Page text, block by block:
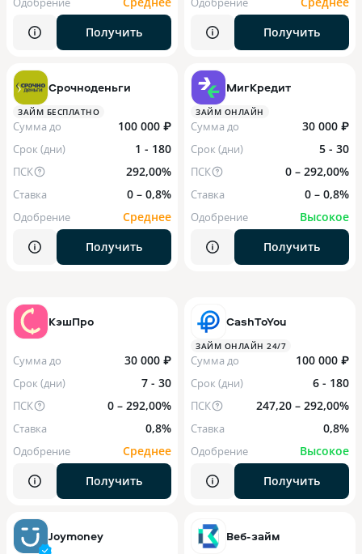
Получить
Получить
Срочноденьги
ЗАЙМ БЕСПЛАТНО
Сумма до 100 000 ₽
Срок (дни) 1 - 180
ПСК 292,00%
Ставка 0 – 0,8%
Одобрение
Среднее
Получить
МигКредит
ЗАЙМ ОНЛАЙН
Сумма до 30 000 ₽
Срок (дни) 5 - 30
ПСК 0 – 292,00%
Ставка 0 – 0,8%
Одобрение
Высокое
Получить
КэшПро
Сумма до 30 000 ₽
Срок (дни) 7 - 30
ПСК 0 – 292,00%
Ставка 0,8%
Одобрение
Среднее
Получить
CashToYou
ЗАЙМ ОНЛАЙН 24/7
Сумма до 100 000 ₽
Срок (дни) 6 - 180
ПСК 247,20 – 292,00%
Ставка 0,8%
Одобрение
Высокое
Получить
Joymoney Веб-займ